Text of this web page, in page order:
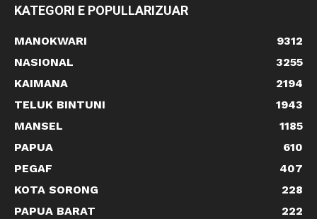
KATEGORI E POPULLARIZUAR
MANOKWARI
9312
NASIONAL
3255
KAIMANA
2194
TELUK BINTUNI
1943
MANSEL
1185
PAPUA
610
PEGAF
407
KOTA SORONG
228
PAPUA BARAT
222